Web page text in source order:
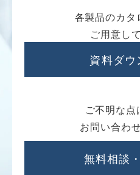
各製品のカタ
ご用意し
資料ダウ
ご不明な点
お問い合わ
無料相談